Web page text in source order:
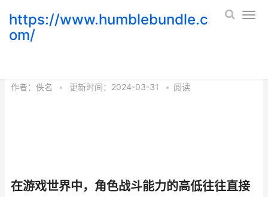
https://www.humblebundle.c
om/
作者： 佚名 • 更新时间：2024-03-31 • 阅读
在游戏世界中，角色战斗能力的高低往往直接